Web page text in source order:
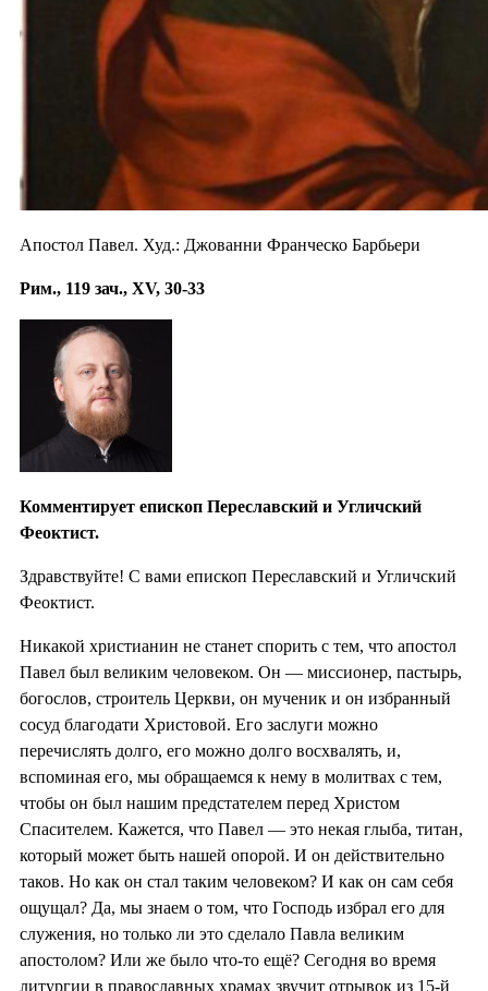
Апостол Павел. Худ.: Джованни Франческо Барбьери
Рим., 119 зач., XV, 30-33
Комментирует епископ Переславский и Угличский
Феоктист.
Здравствуйте! С вами епископ Переславский и Угличский
Феоктист.
Никакой христианин не станет спорить с тем, что апостол
Павел был великим человеком. Он — миссионер, пастырь,
богослов, строитель Церкви, он мученик и он избранный
сосуд благодати Христовой. Его заслуги можно
перечислять долго, его можно долго восхвалять, и,
вспоминая его, мы обращаемся к нему в молитвах с тем,
чтобы он был нашим предстателем перед Христом
Спасителем. Кажется, что Павел — это некая глыба, титан,
который может быть нашей опорой. И он действительно
таков. Но как он стал таким человеком? И как он сам себя
ощущал? Да, мы знаем о том, что Господь избрал его для
служения, но только ли это сделало Павла великим
апостолом? Или же было что-то ещё? Сегодня во время
литургии в православных храмах звучит отрывок из 15-й